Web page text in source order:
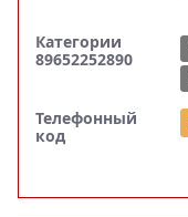
Категории
89652252890
Телефонный
код